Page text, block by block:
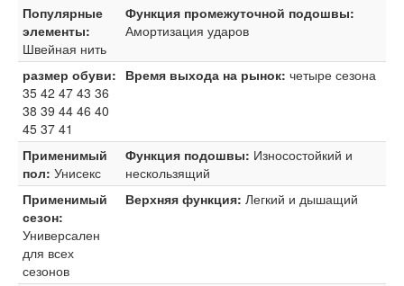
Популярные
элементы:
Швейная нить
Функция промежуточной подошвы:
Амортизация ударов
размер обуви:
35 42 47 43 36
38 39 44 46 40
45 37 41
Время выхода на рынок: четыре сезона
Применимый
пол: Унисекс
Функция подошвы: Износостойкий и
нескользящий
Применимый
сезон:
Универсален
для всех
сезонов
Верхняя функция: Легкий и дышащий